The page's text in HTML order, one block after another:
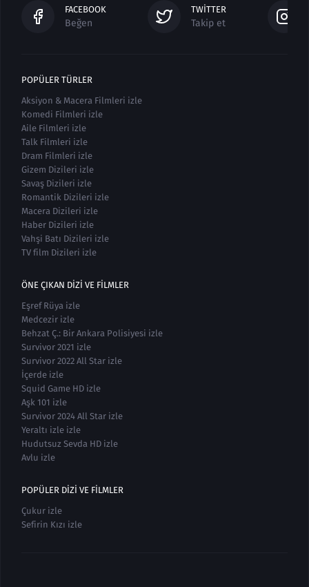
FACEBOOK
Beğen
TWITTER
Takip et
POPÜLER TÜRLER
Aksiyon & Macera Filmleri izle
Komedi Filmleri izle
Aile Filmleri izle
Talk Filmleri izle
Dram Filmleri izle
Gizem Dizileri izle
Savaş Dizileri izle
Romantik Dizileri izle
Macera Dizileri izle
Haber Dizileri izle
Vahşi Batı Dizileri izle
TV film Dizileri izle
ÖNE ÇIKAN DIZI VE FILMLER
Eşref Rüya izle
Medcezir izle
Behzat Ç.: Bir Ankara Polisiyesi izle
Survivor 2021 izle
Survivor 2022 All Star izle
İçerde izle
Squid Game HD izle
Aşk 101 izle
Survivor 2024 All Star izle
Yeraltı izle izle
Hudutsuz Sevda HD izle
Avlu izle
POPÜLER DIZI VE FILMLER
Çukur izle
Sefirin Kızı izle